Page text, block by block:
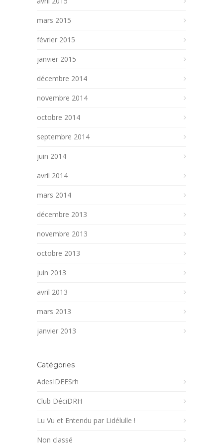
mars 2015
février 2015
janvier 2015
décembre 2014
novembre 2014
octobre 2014
septembre 2014
juin 2014
avril 2014
mars 2014
décembre 2013
novembre 2013
octobre 2013
juin 2013
avril 2013
mars 2013
janvier 2013
Catégories
AdesIDEESrh
Club DéciDRH
Lu Vu et Entendu par Lidélulle !
Non classé